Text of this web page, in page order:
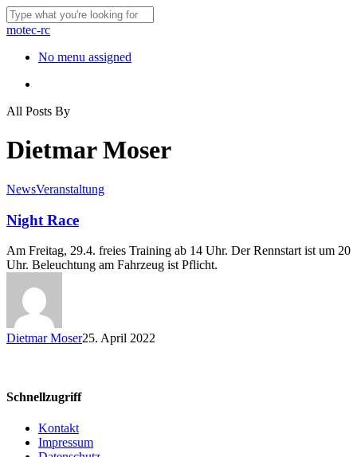
Skip
to
content
Close
motec-rc
Menu
No menu assigned
All Posts By
Dietmar Moser
NewsVeranstaltung
Night Race
Am Freitag, 29.4. freies Training ab 14 Uhr. Der Rennstart ist um 20
Uhr. Beleuchtung am Fahrzeug ist Pflicht.
Dietmar Moser25. April 2022
Schnellzugriff
Kontakt
Impressum